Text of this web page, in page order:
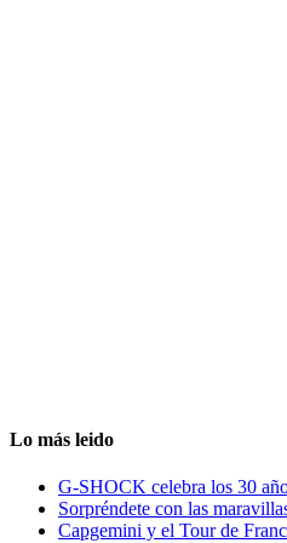
Lo más leido
G-SHOCK celebra los 30
Sorpréndete con las
Capgemini y el Tour de